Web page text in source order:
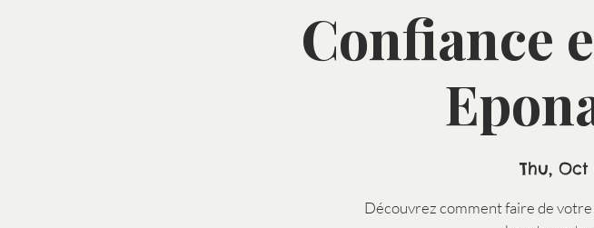
Confiance
Thu, Oct
Découvrez comment faire de